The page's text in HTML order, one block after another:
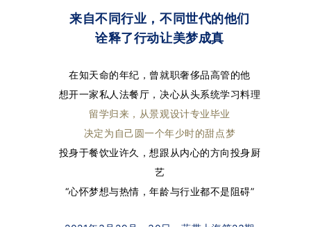
来自不同行业，不同世代的他们
诠释了行动让美梦成真
在知天命的年纪，曾就职奢侈品高管的他
想开一家私人法餐厅，决心从头系统学习料理
留学归来，从景观设计专业毕业
决定为自己圆一个年少时的甜点梦
投身于餐饮业许久，想跟从内心的方向投身厨
艺
“心怀梦想与热情，年龄与行业都不是阻碍”